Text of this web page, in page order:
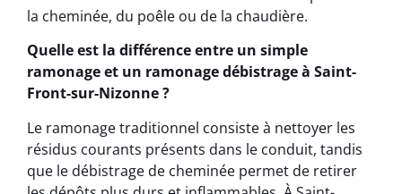
la cheminée, du poêle ou de la chaudière.
Quelle est la différence entre un simple
ramonage et un ramonage débistrage à Saint-
Front-sur-Nizonne ?
Le ramonage traditionnel consiste à nettoyer les
résidus courants présents dans le conduit, tandis
que le débistrage de cheminée permet de retirer